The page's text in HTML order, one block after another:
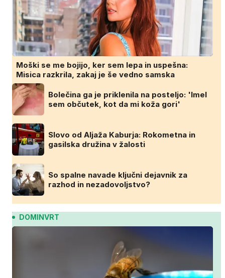
Moški se me bojijo, ker sem lepa in uspešna:
Misica razkrila, zakaj je še vedno samska
Bolečina ga je priklenila na posteljo: 'Imel
sem občutek, kot da mi koža gori'
Slovo od Aljaža Kaburja: Rokometna in
gasilska družina v žalosti
So spalne navade ključni dejavnik za
razhod in nezadovoljstvo?
DOMINVRT